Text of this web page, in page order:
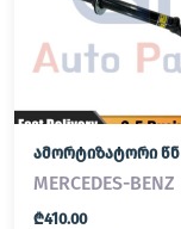
ამორტიზატორი წნ
MERCEDES-BENZ
₾410.00